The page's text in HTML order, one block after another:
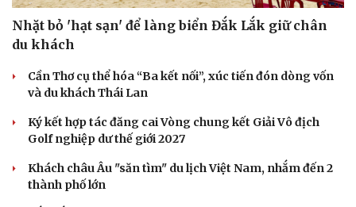
Văn hóa
Sân khấu - Điện ảnh
Giải trí
Nhặt bỏ 'hạt sạn' để làng biển Đắk Lắk giữ chân
du khách
Cần Thơ cụ thể hóa “Ba kết nối”, xúc tiến đón dòng vốn
và du khách Thái Lan
Ký kết hợp tác đăng cai Vòng chung kết Giải Vô địch
Golf nghiệp dư thế giới 2027
Khách châu Âu "săn tìm" du lịch Việt Nam, nhắm đến 2
thành phố lớn